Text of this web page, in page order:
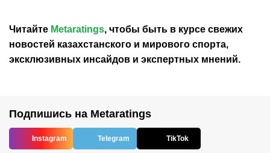
Читайте Metaratings, чтобы быть в курсе свежих
новостей казахстанского и мирового спорта,
эксклюзивных инсайдов и экспертных мнений.
Подпишись на Metaratings
Instagram Telegram TikTok